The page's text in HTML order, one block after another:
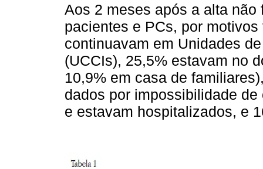
Aos 2 meses após a alta
pacientes e PCs, por
continuavam em Unidades
(UCCIs), 25,5% estavam no
10,9% em casa de
dados por impossibilidade
e estavam hospitalizados, e